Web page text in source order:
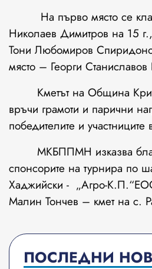
На първо място се
Николаев Димитров на 15
Тони Любомиров
място – Георги
Кметът на Община
връчи грамоти и парични
победителите и участниците
МКБППМН изказва
спонсорите на турнира по
Хаджийски - „Агро-
Малин Тончев – кмет на с.
ПОСЛЕДНИ